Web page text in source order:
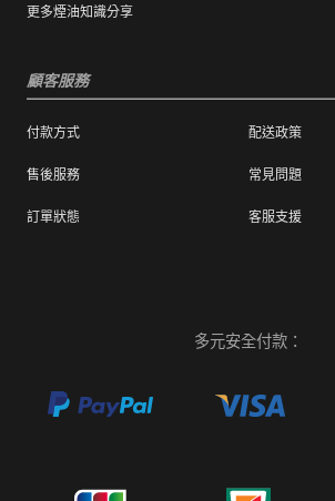
更多煙油知識分享
顧客服務
付款方式 配送政策
售後服務 常見問題
訂單狀態 客服支援
多元安全付款：